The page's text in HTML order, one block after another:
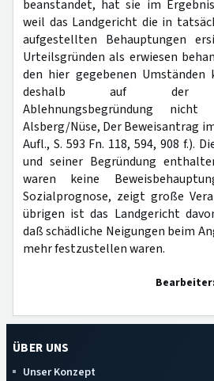
beanstandet, hat sie im
weil das Landgericht die in
aufgestellten Behauptungen
Urteilsgründen als erwiesen
den hier gegebenen Umständen
deshalb auf der
Ablehnungsbegründung
Alsberg/Nüse, Der Beweisantrag
Aufl., S. 593 Fn. 118, 594, 908 f.).
und seiner Begründung
waren keine
Sozialprognose, zeigt große
übrigen ist das Landgericht
daß schädliche Neigungen beim
mehr festzustellen waren.
Bearbeiter:
ÜBER UNS
Unser Konzept